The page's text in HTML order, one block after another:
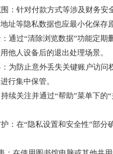
：针对付款方式等涉及财务
址等隐私数据也应最小化保存
通过“清除浏览数据”功能定
他人设备后的退出处理场景。
为防止意外丢失关键账户访
行集中保管。
续关注并通过“帮助”菜单下
：在“隐私设置和安全性”部